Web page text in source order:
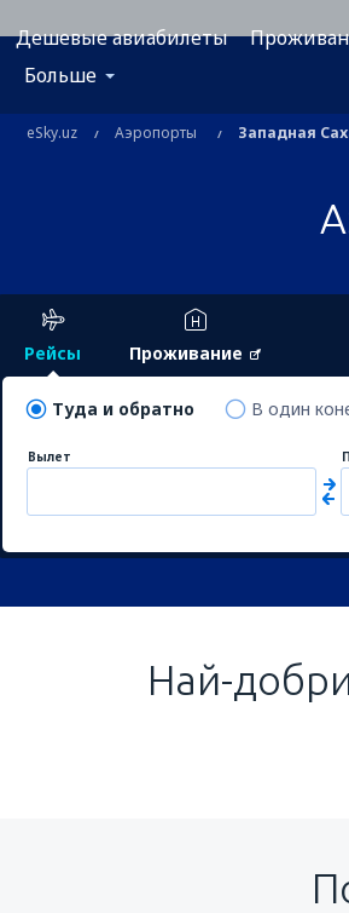
Дешевые авиабилеты
Больше
eSky.uz Аэропорты Западная
Рейсы Проживание
Туда и обратно В один
Вылет
Най-